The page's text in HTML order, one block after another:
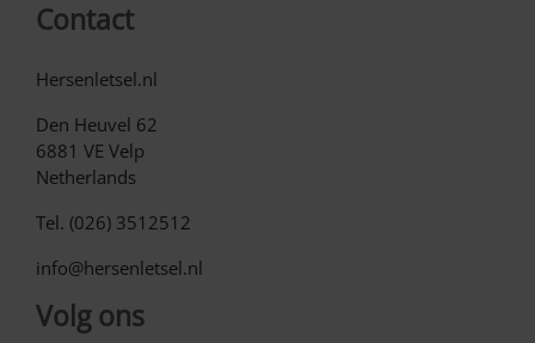
Contact
Hersenletsel.nl
Den Heuvel 62
6881 VE Velp
Netherlands
Tel. (026) 3512512
info@hersenletsel.nl
Volg ons